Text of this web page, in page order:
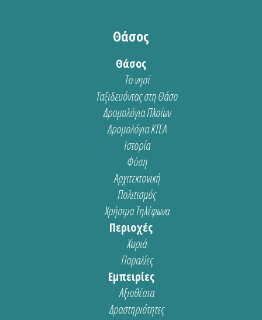
Θάσος
Θάσος
Το νησί
Ταξιδευόντας στη Θάσο
Δρομολόγια Πλοίων
Δρομολόγια ΚΤΕΛ
Ιστορία
Φύση
Αρχιτεκτονική
Πολιτισμός
Χρήσιμα Τηλέφωνα
Περιοχές
Χωριά
Παραλίες
Εμπειρίες
Αξιοθέατα
Δραστηριότητες